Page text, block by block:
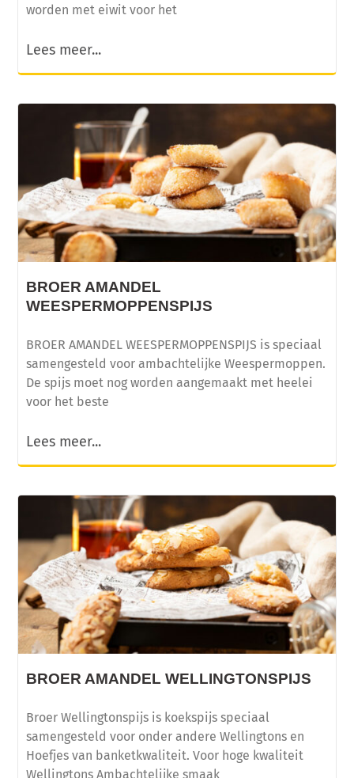
worden met eiwit voor het
Lees meer...
BROER AMANDEL
WEESPERMOPPENSPIJS
BROER AMANDEL WEESPERMOPPENSPIJS is speciaal
samengesteld voor ambachtelijke Weespermoppen.
De spijs moet nog worden aangemaakt met heelei
voor het beste
Lees meer...
BROER AMANDEL WELLINGTONSPIJS
Broer Wellingtonspijs is koekspijs speciaal
samengesteld voor onder andere Wellingtons en
Hoefjes van banketkwaliteit. Voor hoge kwaliteit
Wellingtons Ambachtelijke smaak